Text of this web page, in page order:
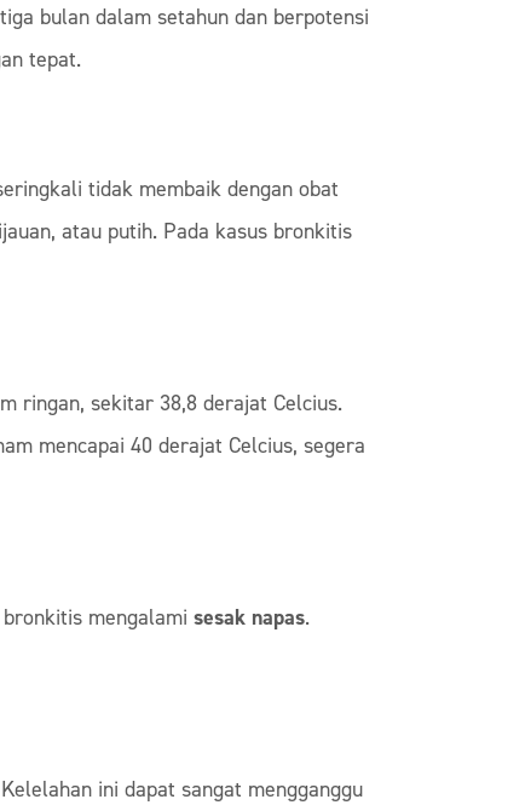
bulan dalam setahun dan berpotensi
tepat.
tidak membaik dengan obat
atau putih. Pada kasus bronkitis
ringan, sekitar 38,8 derajat Celcius.
mencapai 40 derajat Celcius, segera
mengalami sesak napas.
ini dapat sangat mengganggu